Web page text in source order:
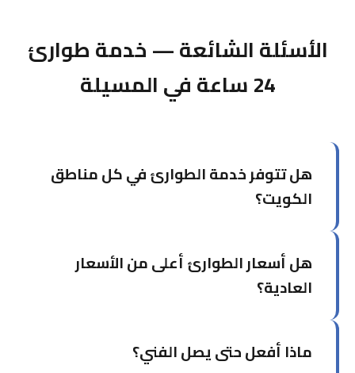
الأسئلة الشائعة — خدمة طوارئ
24 ساعة في المسيلة
هل تتوفر خدمة الطوارئ في كل مناطق
الكويت؟
وقت الوصول حسب البُعد عن مركزنا في حولي، لكننا
نسعى دائماً للوصول في أقل وقت ممكن.
هل أسعار الطوارئ أعلى من الأسعار
العادية؟
يُخبرك الفني بالتكلفة قبل بدء العمل.
ماذا أفعل حتى يصل الفني؟